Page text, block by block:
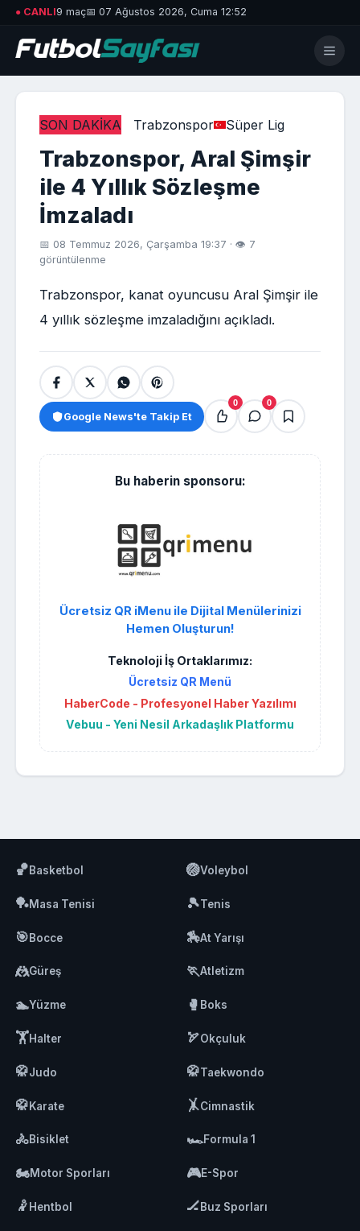
● CANLI9 maç📅 07 Ağustos 2026, Cuma 12:52
SON DAKİKA Trabzonspor Süper Lig
Trabzonspor, Aral Şimşir
ile 4 Yıllık Sözleşme
İmzaladı
📅 08 Temmuz 2026, Çarşamba 19:37 · 👁 7
görüntülenme
Trabzonspor, kanat oyuncusu Aral Şimşir ile
4 yıllık sözleşme imzaladığını açıkladı.
Google News'te Takip Et
0 0
Bu haberin sponsoru:
Ücretsiz QR iMenu ile Dijital Menülerinizi
Hemen Oluşturun!
Teknoloji İş Ortaklarımız:
Ücretsiz QR Menü
HaberCode - Profesyonel Haber Yazılımı
Vebuu - Yeni Nesil Arkadaşlık Platformu
🏀Basketbol 🏐Voleybol
🏓Masa Tenisi 🎾Tenis
🎯Bocce 🏇At Yarışı
🤼Güreş 🏃Atletizm
🏊Yüzme 🥊 Boks
🏋️Halter 🏹Okçuluk
🥋Judo 🥋Taekwondo
🥋Karate 🤸Cimnastik
🚴Bisiklet 🏎️Formula 1
🏍️Motor Sporları 🎮E-Spor
🤾 Hentbol 🏒Buz Sporları